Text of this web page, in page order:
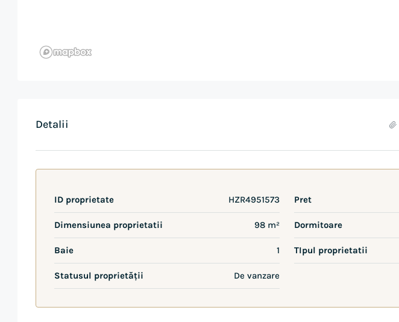
Detalii
ID proprietate HZR4951573 Pret
Dimensiunea proprietatii 98 m² Dormitoare
Baie 1 TIpul proprietatii
Statusul proprietății De vanzare